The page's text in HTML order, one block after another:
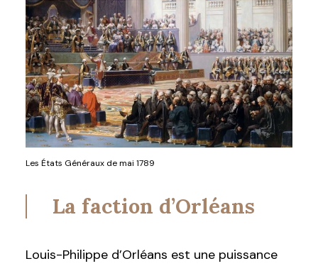
Les États Généraux de mai 1789
La faction d’Orléans
Louis-Philippe d’Orléans est une puissance